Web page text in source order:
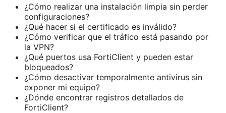
¿Cómo realizar una instalación limpia sin perder
configuraciones?
¿Qué hacer si el certificado es inválido?
¿Cómo verificar que el tráfico está pasando por
la VPN?
¿Qué puertos usa FortiClient y pueden estar
bloqueados?
¿Cómo desactivar temporalmente antivirus sin
exponer mi equipo?
¿Dónde encontrar registros detallados de
FortiClient?